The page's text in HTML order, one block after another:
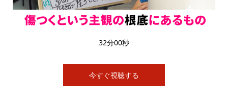
32分00秒
今すぐ視聴する